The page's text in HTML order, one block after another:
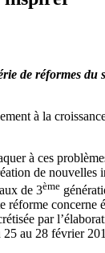
de réformes
à la
à ces
de
de 3ème
par
au 28 février